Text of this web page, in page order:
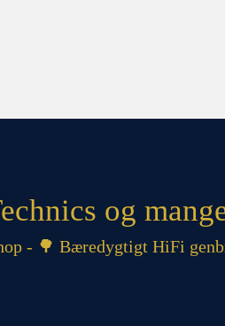
og
- 🌳 Bæredygtigt HiFi